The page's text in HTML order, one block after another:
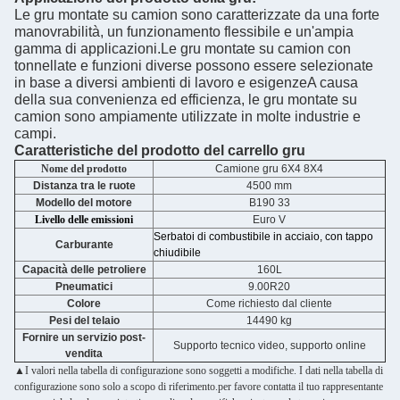
Le gru montate su camion sono caratterizzate da una forte
manovrabilità, un funzionamento flessibile e un'ampia
gamma di applicazioni.Le gru montate su camion con
tonnellate e funzioni diverse possono essere selezionate
in base a diversi ambienti di lavoro e esigenzeA causa
della sua convenienza ed efficienza, le gru montate su
camion sono ampiamente utilizzate in molte industrie e
campi.
Caratteristiche del prodotto del carrello gru
Nome del prodotto
Camione gru 6X4 8X4
Distanza tra le ruote
4500 mm
Modello del motore
B190 33
Livello delle emissioni
Euro V
Carburante
Serbatoi di combustibile in acciaio, con tappo
chiudibile
Capacità delle petroliere
160L
Pneumatici
9.00R20
Colore
Come richiesto dal cliente
Pesi del telaio
14490 kg
Fornire un servizio post-
vendita
Supporto tecnico video, supporto online
▲I valori nella tabella di configurazione sono soggetti a modifiche. I dati nella tabella di
configurazione sono solo a scopo di riferimento.per favore contatta il tuo rappresentante